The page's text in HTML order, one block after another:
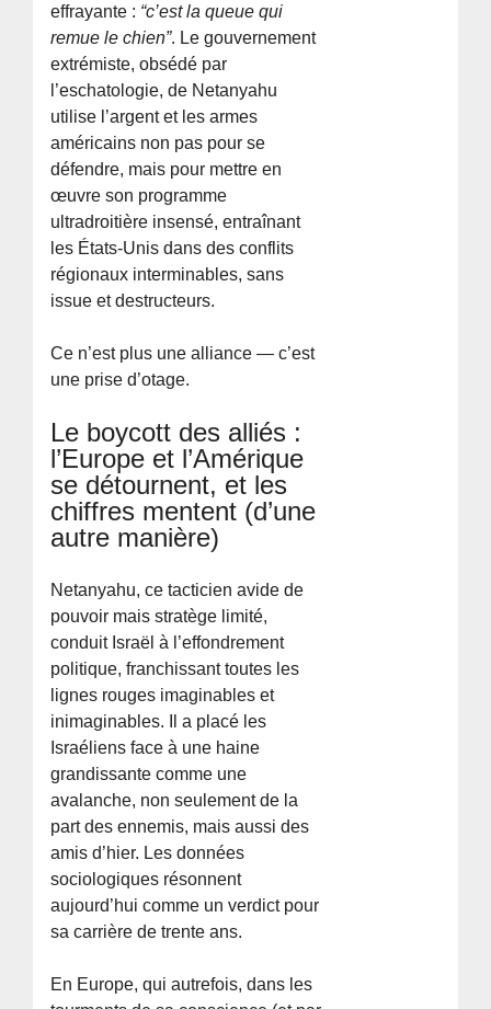
effrayante : “c’est la queue qui
remue le chien”. Le gouvernement
extrémiste, obsédé par
l’eschatologie, de Netanyahu
utilise l’argent et les armes
américains non pas pour se
défendre, mais pour mettre en
œuvre son programme
ultradroitière insensé, entraînant
les États-Unis dans des conflits
régionaux interminables, sans
issue et destructeurs.
Ce n’est plus une alliance — c’est
une prise d’otage.
Le boycott des alliés :
l’Europe et l’Amérique
se détournent, et les
chiffres mentent (d’une
autre manière)
Netanyahu, ce tacticien avide de
pouvoir mais stratège limité,
conduit Israël à l’effondrement
politique, franchissant toutes les
lignes rouges imaginables et
inimaginables. Il a placé les
Israéliens face à une haine
grandissante comme une
avalanche, non seulement de la
part des ennemis, mais aussi des
amis d’hier. Les données
sociologiques résonnent
aujourd’hui comme un verdict pour
sa carrière de trente ans.
En Europe, qui autrefois, dans les